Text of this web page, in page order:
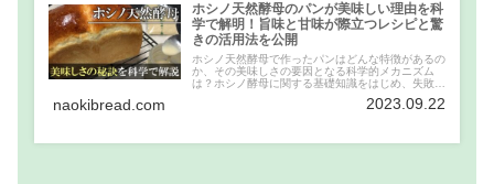
ホシノ天然酵母のパンが美味しい理由を科
学で解明！旨味と甘味が際立つレシピと驚
きの活用法を公開
ホシノ天然酵母で作ったパンはどんな特徴があるの
か、その美味しさの要因となる科学的メカニズム
は？ホシノ酵母に関する基礎知識をはじめ、失敗し
ない種起こしのコツやおすすめのレシピ紹介、パン
以外での活用方法の提案について。
naokibread.com 2023.09.22